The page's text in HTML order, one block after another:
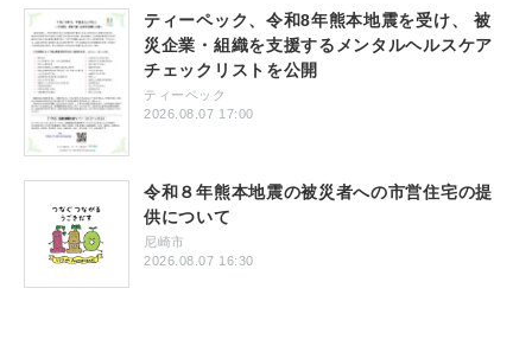
ティーペック、令和8年熊本地震を受け、 被
災企業・組織を支援するメンタルヘルスケア
チェックリストを公開
ティーペック
2026.08.07 17:00
令和８年熊本地震の被災者への市営住宅の提
供について
尼崎市
2026.08.07 16:30